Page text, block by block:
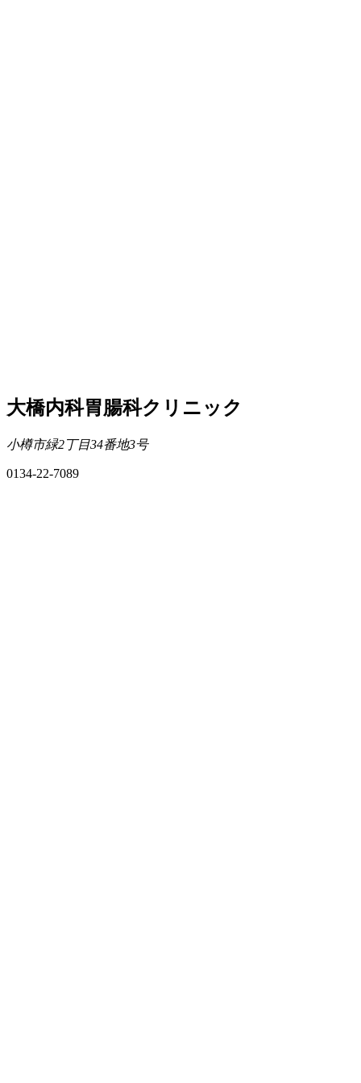
大橋内科胃腸科クリニック
小樽市緑2丁目34番地3号
0134-22-7089